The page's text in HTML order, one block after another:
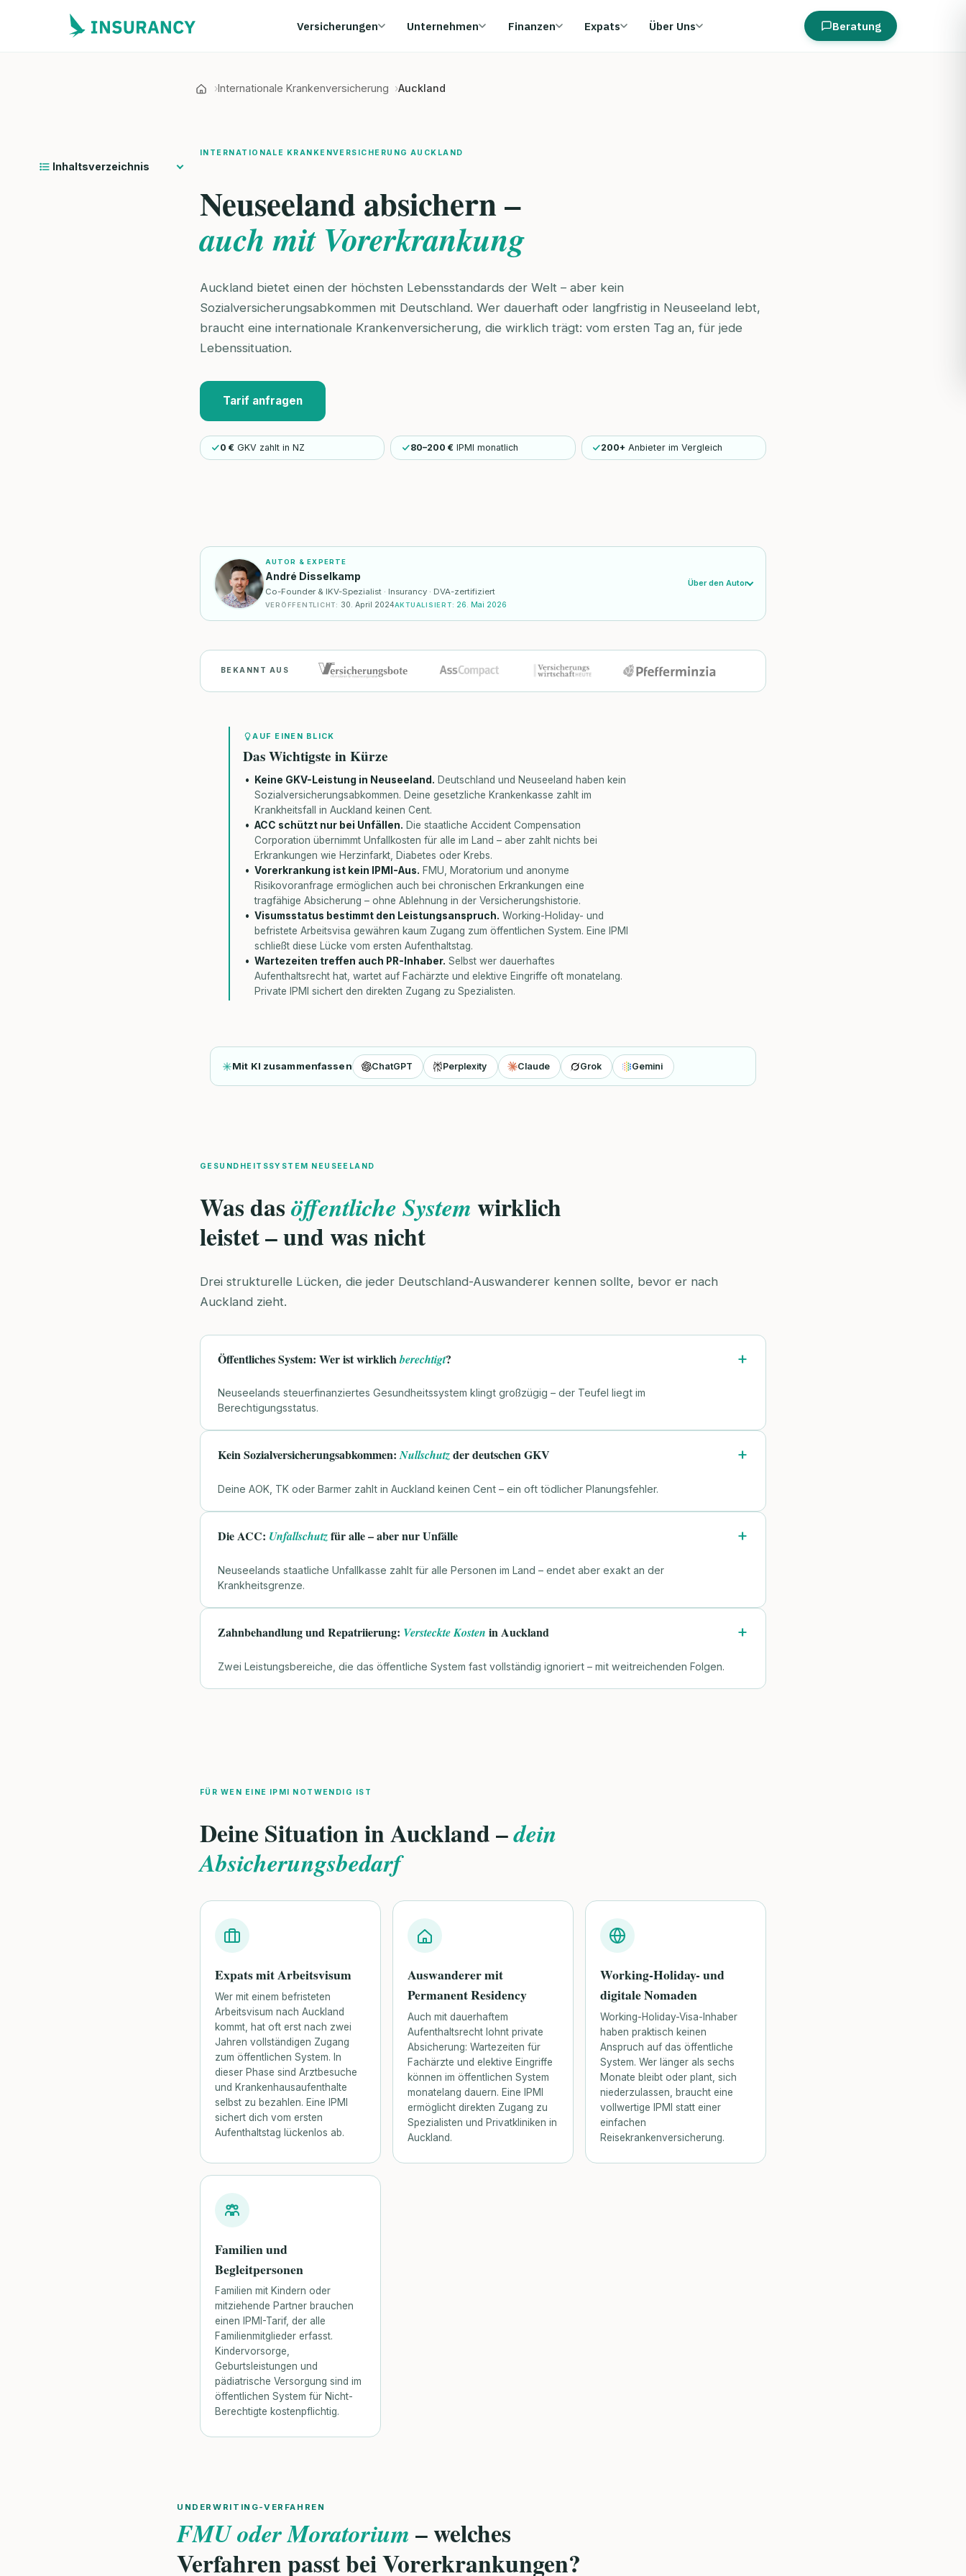
Versicherungen Unternehmen Finanzen Expats Über Uns Beratung
Internationale Krankenversicherung Auckland
INTERNATIONALE KRANKENVERSICHERUNG AUCKLAND
Neuseeland absichern –
auch mit Vorerkrankung
Auckland bietet einen der höchsten Lebensstandards der Welt – aber kein
Sozialversicherungsabkommen mit Deutschland. Wer dauerhaft oder langfristig in Neuseeland lebt,
braucht eine internationale Krankenversicherung, die wirklich trägt: vom ersten Tag an, für jede
Lebenssituation.
Tarif anfragen
0 € GKV zahlt in NZ 80–200 € IPMI monatlich 200+ Anbieter im Vergleich
AUTOR & EXPERTE
André Disselkamp
Co-Founder & IKV-Spezialist · Insurancy · DVA-zertifiziert
VERÖFFENTLICHT: 30. April 2024AKTUALISIERT: 26. Mai 2026
Über den Autor
BEKANNT AUS
Inhaltsverzeichnis
AUF EINEN BLICK
Das Wichtigste in Kürze
Keine GKV-Leistung in Neuseeland. Deutschland und Neuseeland haben kein
Sozialversicherungsabkommen. Deine gesetzliche Krankenkasse zahlt im
Krankheitsfall in Auckland keinen Cent.
ACC schützt nur bei Unfällen. Die staatliche Accident Compensation
Corporation übernimmt Unfallkosten für alle im Land – aber zahlt nichts bei
Erkrankungen wie Herzinfarkt, Diabetes oder Krebs.
Vorerkrankung ist kein IPMI-Aus. FMU, Moratorium und anonyme
Risikovoranfrage ermöglichen auch bei chronischen Erkrankungen eine
tragfähige Absicherung – ohne Ablehnung in der Versicherungshistorie.
Visumsstatus bestimmt den Leistungsanspruch. Working-Holiday- und
befristete Arbeitsvisa gewähren kaum Zugang zum öffentlichen System. Eine IPMI
schließt diese Lücke vom ersten Aufenthaltstag.
Wartezeiten treffen auch PR-Inhaber. Selbst wer dauerhaftes
Aufenthaltsrecht hat, wartet auf Fachärzte und elektive Eingriffe oft monatelang.
Private IPMI sichert den direkten Zugang zu Spezialisten.
Mit KI zusammenfassen ChatGPT Perplexity Claude Grok Gemini
GESUNDHEITSSYSTEM NEUSEELAND
Was dasöffentliche System wirklich
leistet – und was nicht
Drei strukturelle Lücken, die jeder Deutschland-Auswanderer kennen sollte, bevor er nach
Auckland zieht.
Öffentliches System: Wer ist wirklichberechtigt?
Neuseelands steuerfinanziertes Gesundheitssystem klingt großzügig – der Teufel liegt im
Berechtigungsstatus.
Kein Sozialversicherungsabkommen:Nullschutzder deutschen GKV
Deine AOK, TK oder Barmer zahlt in Auckland keinen Cent – ein oft tödlicher Planungsfehler.
Die ACC: Unfallschutzfür alle – aber nur Unfälle
Neuseelands staatliche Unfallkasse zahlt für alle Personen im Land – endet aber exakt an der
Krankheitsgrenze.
Zahnbehandlung und Repatriierung: Versteckte Kosten in Auckland
Zwei Leistungsbereiche, die das öffentliche System fast vollständig ignoriert – mit weitreichenden Folgen.
FÜR WEN EINE IPMI NOTWENDIG IST
Deine Situation in Auckland –dein
Absicherungsbedarf
Expats mit Arbeitsvisum
Wer mit einem befristeten
Arbeitsvisum nach Auckland
kommt, hat oft erst nach zwei
Jahren vollständigen Zugang
zum öffentlichen System. In
dieser Phase sind Arztbesuche
und Krankenhausaufenthalte
selbst zu bezahlen. Eine IPMI
sichert dich vom ersten
Aufenthaltstag lückenlos ab.
Auswanderer mit
Permanent Residency
Auch mit dauerhaftem
Aufenthaltsrecht lohnt private
Absicherung: Wartezeiten für
Fachärzte und elektive Eingriffe
können im öffentlichen System
monatelang dauern. Eine IPMI
ermöglicht direkten Zugang zu
Spezialisten und Privatkliniken in
Auckland.
Working-Holiday- und
digitale Nomaden
Working-Holiday-Visa-Inhaber
haben praktisch keinen
Anspruch auf das öffentliche
System. Wer länger als sechs
Monate bleibt oder plant, sich
niederzulassen, braucht eine
vollwertige IPMI statt einer
einfachen
Reisekrankenversicherung.
Familien und
Begleitpersonen
Familien mit Kindern oder
mitziehende Partner brauchen
einen IPMI-Tarif, der alle
Familienmitglieder erfasst.
Kindervorsorge,
Geburtsleistungen und
pädiatrische Versorgung sind im
öffentlichen System für Nicht-
Berechtigte kostenpflichtig.
UNDERWRITING-VERFAHREN
FMU oder Moratorium – welches
Verfahren passt bei Vorerkrankungen?